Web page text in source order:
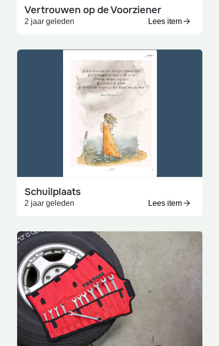
Vertrouwen op de Voorziener
2 jaar geleden Lees item
Schuilplaats
2 jaar geleden Lees item